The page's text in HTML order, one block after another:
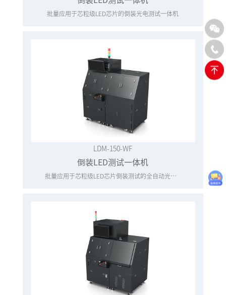
批量应用于芯粒级LED芯片的倒装光电测试一体机
LDM-150-WF
倒装LED测试一体机
批量应用于芯粒级LED芯片倒装测试的全自动光电测试一体机